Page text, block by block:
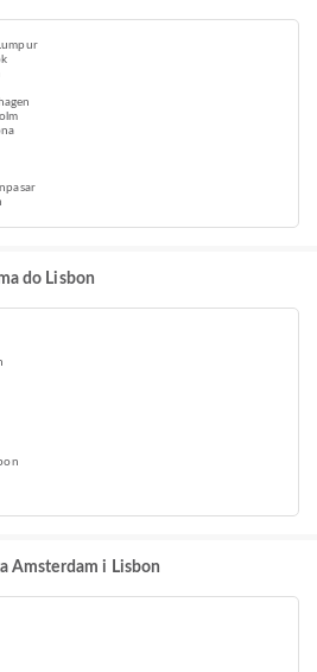
do Lisbon
Amsterdam i Lisbon